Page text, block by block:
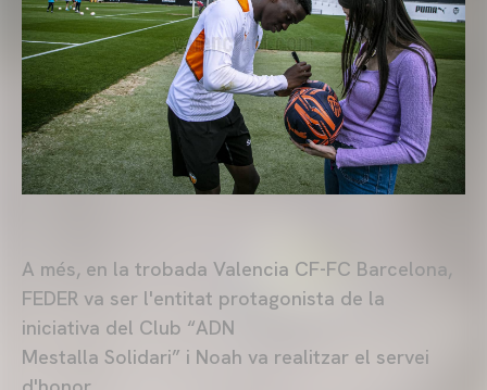
A més, en la trobada Valencia CF-FC Barcelona,
FEDER va ser l'entitat protagonista de la
iniciativa del Club “ADN
Mestalla Solidari” i Noah va realitzar el servei